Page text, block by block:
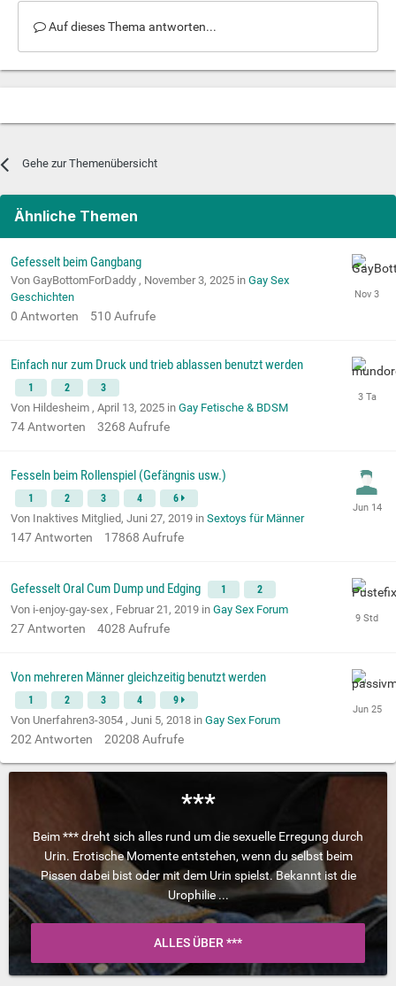
Auf dieses Thema antworten...
Gehe zur Themenübersicht
Ähnliche Themen
Gefesselt beim Gangbang
Von GayBottomForDaddy , November 3, 2025 in Gay Sex
Geschichten
0 Antworten 510 Aufrufe
Einfach nur zum Druck und trieb ablassen benutzt werden
1 2 3
Von Hildesheim , April 13, 2025 in Gay Fetische & BDSM
74Antworten 3268 Aufrufe
Fesseln beim Rollenspiel (Gefängnis usw.)
1 2 3 4 6
Von Inaktives Mitglied, Juni 27, 2019 in Sextoys für Männer
147Antworten 17868 Aufrufe
Gefesselt Oral Cum Dump und Edging 1 2
Von i-enjoy-gay-sex , Februar 21, 2019 in Gay Sex Forum
27Antworten 4028 Aufrufe
Von mehreren Männer gleichzeitig benutzt werden
1 2 3 4 9
Von Unerfahren3-3054 , Juni 5, 2018 in Gay Sex Forum
202Antworten 20208 Aufrufe
***
Beim *** dreht sich alles rund um die sexuelle Erregung durch
Urin. Erotische Momente entstehen, wenn du selbst beim
Pissen dabei bist oder mit dem Urin spielst. Bekannt ist die
Urophilie ...
ALLES ÜBER ***